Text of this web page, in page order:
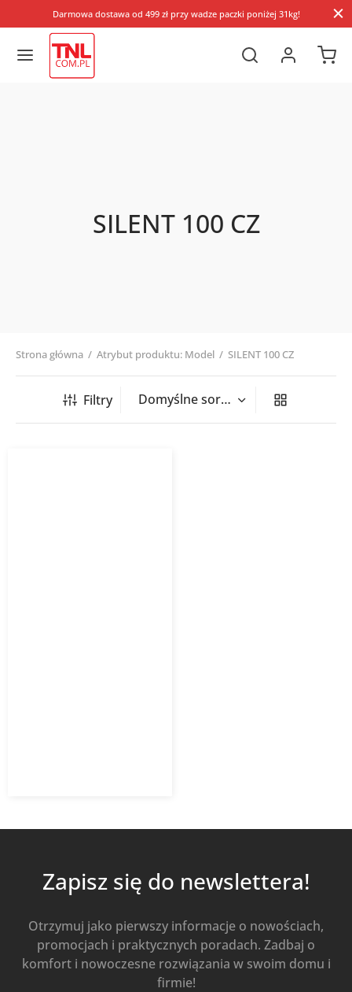
Darmowa dostawa od 499 zł przy wadze paczki poniżej 31kg!
SILENT 100 CZ
Strona główna / Atrybut produktu: Model / SILENT 100 CZ
Filtry
Zapisz się do newslettera!
Otrzymuj jako pierwszy informacje o nowościach,
promocjach i praktycznych poradach. Zadbaj o
komfort i nowoczesne rozwiązania w swoim domu i
firmie!